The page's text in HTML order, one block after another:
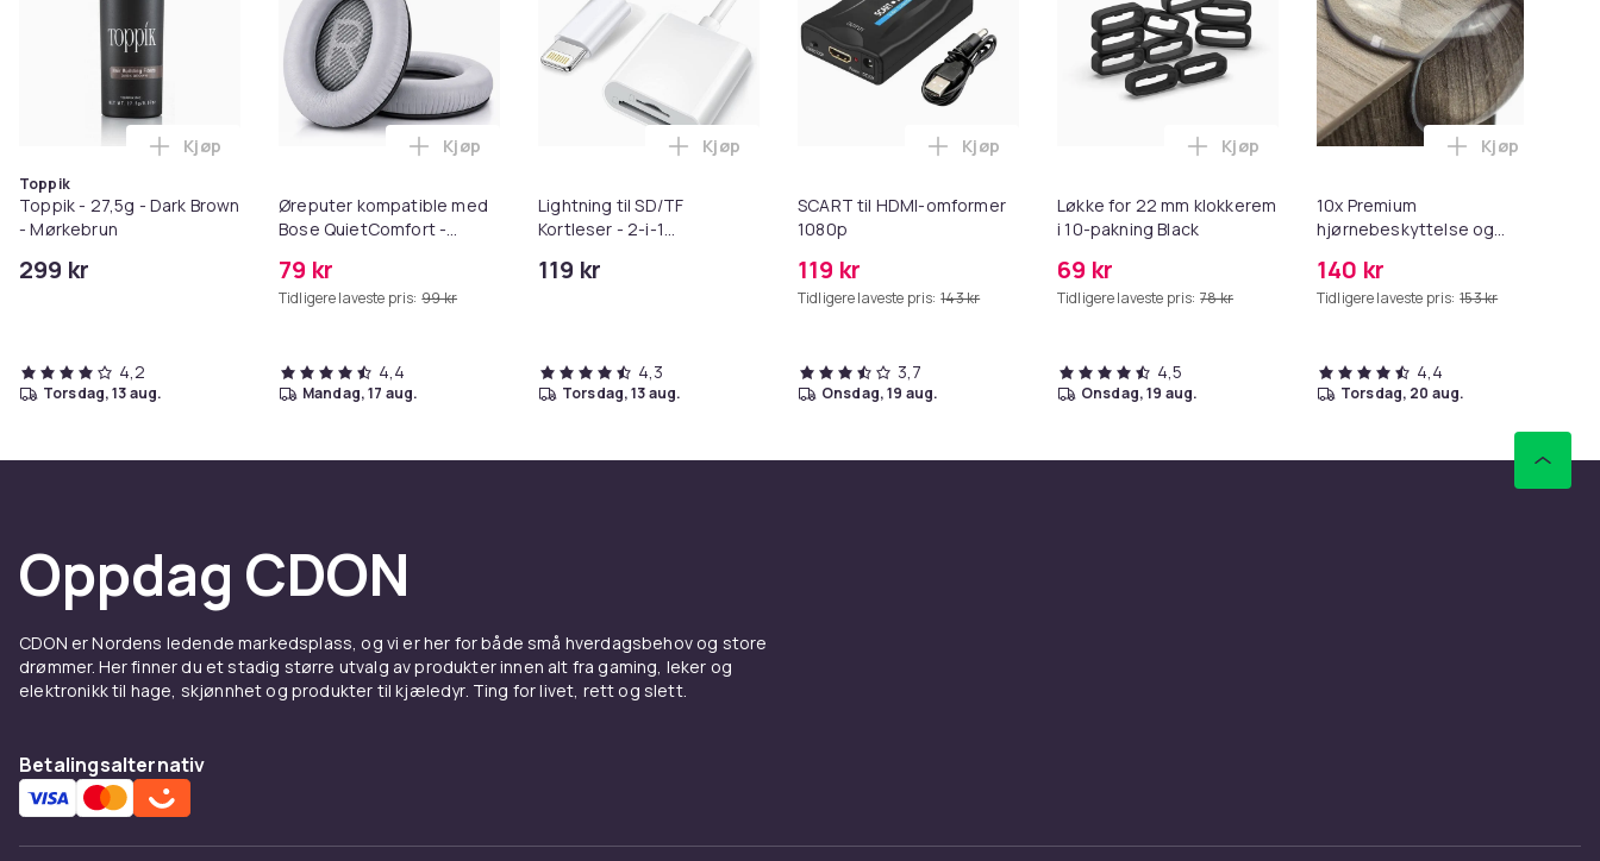
Toppik
Toppik - 27,5g - Dark Brown
- Mørkebrun
299 kr
Legg Toppik - 27,5g - Dark Brown - Mørkebrun i handlekurven
Kjøp
4,2
torsdag, 13 aug.
Øreputer kompatible med
Bose QuietComfort -
Grå
79 kr
Tidligere laveste pris: 99 kr
Legg Øreputer kompatible med Bose QuietComfort - QC35/QC25/QC15/AE2 - Grå i handlekurven
Kjøp
4,4
mandag, 17 aug.
Lightning til SD/TF
Kortleser - 2-i-1
iPhone/iPad
119 kr
Legg Lightning til SD/TF Kortleser - 2-i-1 Minnekortadapter til iPhone/iPad i handlekurven
Kjøp
4,3
torsdag, 13 aug.
SCART til HDMI-omformer
1080p
119 kr
Tidligere laveste pris: 143 kr
Legg SCART til HDMI-omformer 1080p i handlekurven
Kjøp
3,7
onsdag, 19 aug.
Løkke for 22 mm klokkerem
i 10-pakning Black
69 kr
Tidligere laveste pris: 78 kr
Legg Løkke for 22 mm klokkerem i 10-
Kjøp
4,5
onsdag, 19 aug.
10x Premium
hjørnebeskyttelse og
140 kr
Tidligere laveste pris: 153 kr
Legg 10x
Kjøp
4,4
torsdag, 20 aug.
Oppdag CDON
CDON er Nordens ledende markedsplass, og vi er her for både små hverdagsbehov og store
drømmer. Her finner du et stadig større utvalg av produkter innen alt fra gaming, leker og
elektronikk til hage, skjønnhet og produkter til kjæledyr. Ting for livet, rett og slett.
Betalingsalternativ